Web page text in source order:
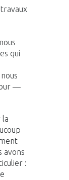
qui
—
la
avons
: